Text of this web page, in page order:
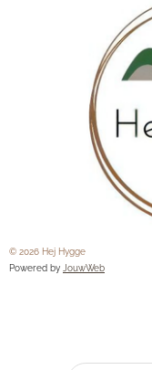
© 2026 Hej Hygge
Powered by JouwWeb